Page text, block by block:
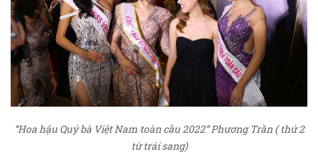
“Hoa hậu Quý bà Việt Nam toàn cầu 2022” Phương Trần ( thứ 2
từ trái sang)